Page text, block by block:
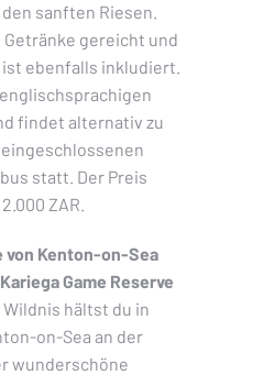
sanften Riesen.
gereicht und
ebenfalls inkludiert.
findet alternativ zu
statt. Der Preis
ZAR.
von Kenton-on-Sea
Game Reserve
Wildnis hältst du in
on-Sea an der
wunderschöne